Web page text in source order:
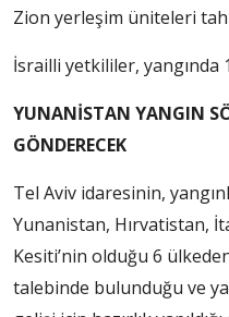
Zion yerleşim üniteleri
İsrailli yetkililer, yangında
YUNANİSTAN YANGIN
GÖNDERECEK
Tel Aviv idaresinin,
Yunanistan, Hırvatistan,
Kesiti’nin olduğu 6
talebinde bulunduğu ve